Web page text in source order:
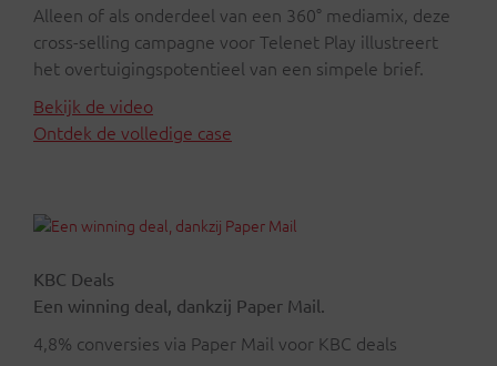
Alleen of als onderdeel van een 360° mediamix, deze
cross-selling campagne voor Telenet Play illustreert
het overtuigingspotentieel van een simpele brief.
Bekijk de video
Ontdek de volledige case
KBC Deals
Een winning deal, dankzij Paper Mail.
4,8% conversies via Paper Mail voor KBC deals